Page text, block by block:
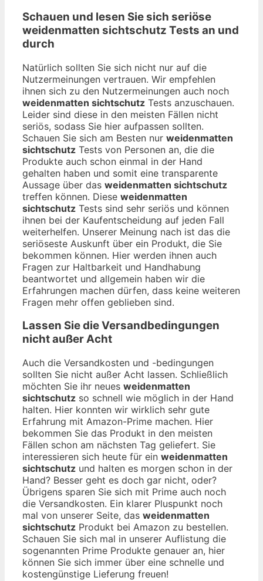
Schauen und lesen Sie sich seriöse
weidenmatten sichtschutz Tests an und
durch
Natürlich sollten Sie sich nicht nur auf die
Nutzermeinungen vertrauen. Wir empfehlen
ihnen sich zu den Nutzermeinungen auch noch
weidenmatten sichtschutz Tests anzuschauen.
Leider sind diese in den meisten Fällen nicht
seriös, sodass Sie hier aufpassen sollten.
Schauen Sie sich am Besten nur weidenmatten
sichtschutz Tests von Personen an, die die
Produkte auch schon einmal in der Hand
gehalten haben und somit eine transparente
Aussage über das weidenmatten sichtschutz
treffen können. Diese weidenmatten
sichtschutz Tests sind sehr seriös und können
ihnen bei der Kaufentscheidung auf jeden Fall
weiterhelfen. Unserer Meinung nach ist das die
seriöseste Auskunft über ein Produkt, die Sie
bekommen können. Hier werden ihnen auch
Fragen zur Haltbarkeit und Handhabung
beantwortet und allgemein haben wir die
Erfahrungen machen dürfen, dass keine weiteren
Fragen mehr offen geblieben sind.
Lassen Sie die Versandbedingungen
nicht außer Acht
Auch die Versandkosten und -bedingungen
sollten Sie nicht außer Acht lassen. Schließlich
möchten Sie ihr neues weidenmatten
sichtschutz so schnell wie möglich in der Hand
halten. Hier konnten wir wirklich sehr gute
Erfahrung mit Amazon-Prime machen. Hier
bekommen Sie das Produkt in den meisten
Fällen schon am nächsten Tag geliefert. Sie
interessieren sich heute für ein weidenmatten
sichtschutz und halten es morgen schon in der
Hand? Besser geht es doch gar nicht, oder?
Übrigens sparen Sie sich mit Prime auch noch
die Versandkosten. Ein klarer Pluspunkt noch
mal von unserer Seite, das weidenmatten
sichtschutz Produkt bei Amazon zu bestellen.
Schauen Sie sich mal in unserer Auflistung die
sogenannten Prime Produkte genauer an, hier
können Sie sich immer über eine schnelle und
kostengünstige Lieferung freuen!